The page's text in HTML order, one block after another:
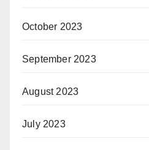
October 2023
September 2023
August 2023
July 2023